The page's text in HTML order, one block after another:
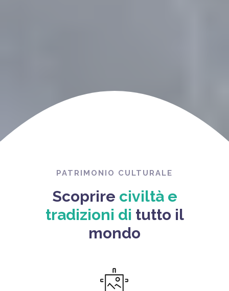
PATRIMONIO CULTURALE
Scoprire civiltà e
tradizioni di tutto il
mondo